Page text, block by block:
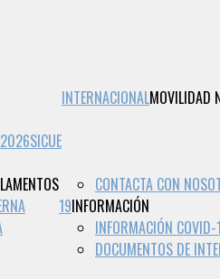
INTERNACIONALMOVILIDAD
SICUE
CONTACTA CON
19INFORMACIÓN
INFORMACIÓN COVID-
DOCUMENTOS DE